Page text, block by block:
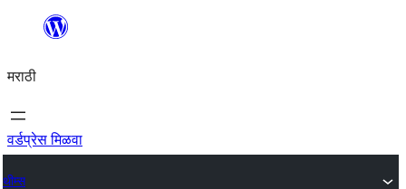
सामुग्रीवर
मराठी
वर्डप्रेस मिळवा
थीम्स